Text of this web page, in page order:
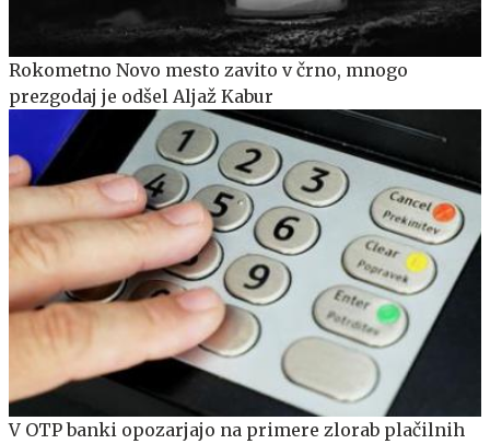
Rokometno Novo mesto zavito v črno, mnogo
prezgodaj je odšel Aljaž Kabur
V OTP banki opozarjajo na primere zlorab plačilnih